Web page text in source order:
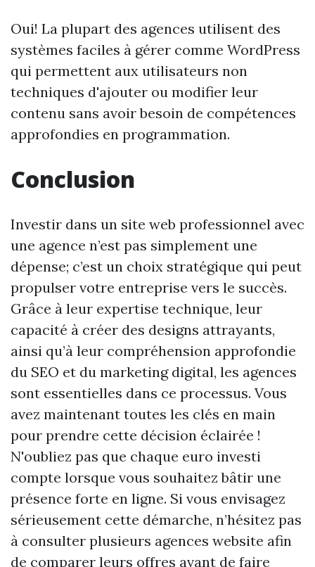
Oui! La plupart des agences utilisent des
systèmes faciles à gérer comme WordPress
qui permettent aux utilisateurs non
techniques d'ajouter ou modifier leur
contenu sans avoir besoin de compétences
approfondies en programmation.
Conclusion
Investir dans un site web professionnel avec
une agence n’est pas simplement une
dépense; c’est un choix stratégique qui peut
propulser votre entreprise vers le succès.
Grâce à leur expertise technique, leur
capacité à créer des designs attrayants,
ainsi qu’à leur compréhension approfondie
du SEO et du marketing digital, les agences
sont essentielles dans ce processus. Vous
avez maintenant toutes les clés en main
pour prendre cette décision éclairée !
N'oubliez pas que chaque euro investi
compte lorsque vous souhaitez bâtir une
présence forte en ligne. Si vous envisagez
sérieusement cette démarche, n’hésitez pas
à consulter plusieurs agences website afin
de comparer leurs offres avant de faire